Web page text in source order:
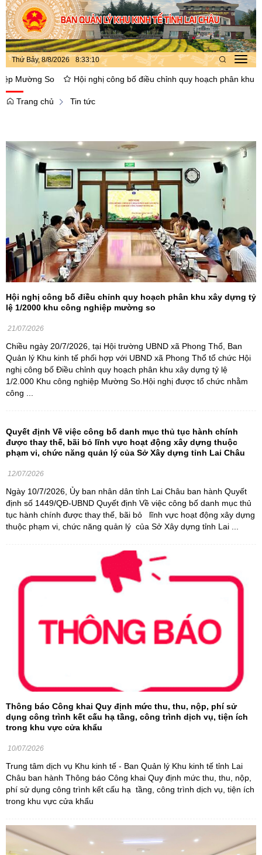
Thứ Bảy, 8/8/2026 8:33:11
So Hội nghị công bố điều chỉnh quy hoạch phân khu xây dựng
Trang chủ Tin tức
Hội nghị công bố điều chỉnh quy hoạch phân khu xây dựng tỷ
lệ 1/2000 khu công nghiệp mường so
21/07/2026
Chiều ngày 20/7/2026, tại Hội trường UBND xã Phong Thổ, Ban
Quản lý Khu kinh tế phối hợp với UBND xã Phong Thổ tổ chức Hội
nghị công bố Điều chỉnh quy hoạch phân khu xây dựng tỷ lệ
1/2.000 Khu công nghiệp Mường So.Hội nghị được tổ chức nhằm
công ...
Quyết định Về việc công bố danh mục thủ tục hành chính
được thay thế, bãi bỏ lĩnh vực hoạt động xây dựng thuộc
phạm vi, chức năng quản lý của Sở Xây dựng tỉnh Lai Châu
12/07/2026
Ngày 10/7/2026, Ủy ban nhân dân tỉnh Lai Châu ban hành Quyết
định số 1449/QĐ-UBND Quyết định Về việc công bố danh mục thủ
tục hành chính được thay thế, bãi bỏ lĩnh vực hoạt động xây dựng
thuộc phạm vi, chức năng quản lý của Sở Xây dựng tỉnh Lai ...
Thông báo Công khai Quy định mức thu, thu, nộp, phí sử
dụng công trình kết cấu hạ tầng, công trình dịch vụ, tiện ích
trong khu vực cửa khẩu
10/07/2026
Trung tâm dịch vụ Khu kinh tế - Ban Quản lý Khu kinh tế tỉnh Lai
Châu ban hành Thông báo Công khai Quy định mức thu, thu, nộp,
phí sử dụng công trình kết cấu hạ tầng, công trình dịch vụ, tiện ích
trong khu vực cửa khẩu